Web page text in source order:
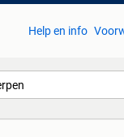
Help en info